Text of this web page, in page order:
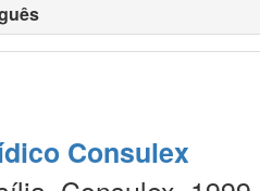
Consulex